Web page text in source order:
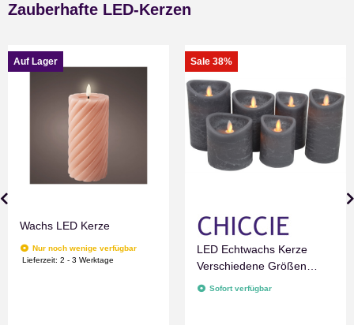
Zauberhafte LED-Kerzen
Auf Lager
Wachs LED Kerze
Nur noch wenige verfügbar
Lieferzeit:2 - 3 Werktage
Sale 38%
LED Echtwachs Kerze
Verschiedene Größen
Grau Marmoriert
Sofort verfügbar